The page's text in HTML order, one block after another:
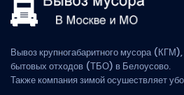
Вывоз крупногабаритного мусора
бытовых отходов (ТБО) в Белоусово.
Также компания зимой осушествляет